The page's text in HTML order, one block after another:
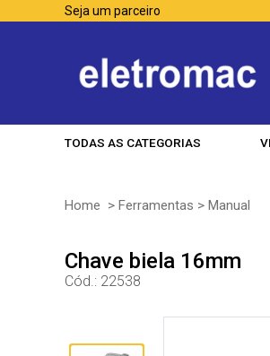
Seja um parceiro
TODAS AS CATEGORIAS
Home > Ferramentas > Manual
Chave biela 16mm
Cód.: 22538